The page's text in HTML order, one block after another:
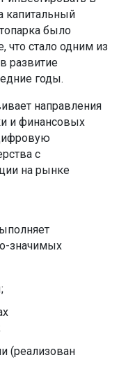
капитальный
было
что стало одним из
развитие
годы.
направления
и финансовых
с
на рынке
значимых
(реализован